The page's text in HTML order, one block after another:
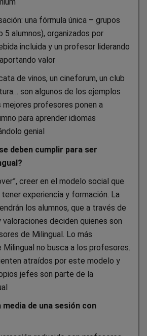
una fórmula única – grupos
5 alumnos), organizados por
incluida y un profesor liderando
valor
de vinos, un cineforum, un club
son algunos de los ejemplos
mejores profesores ponen a
para aprender idiomas
genial
deben cumplir para ser
creer en el modelo social que
experiencia y formación. La
los alumnos, que a través de
deciden quienes son
de Milingual. Lo más
no busca a los profesores.
atraídos por este modelo y
jefes son parte de la
de una sesión con